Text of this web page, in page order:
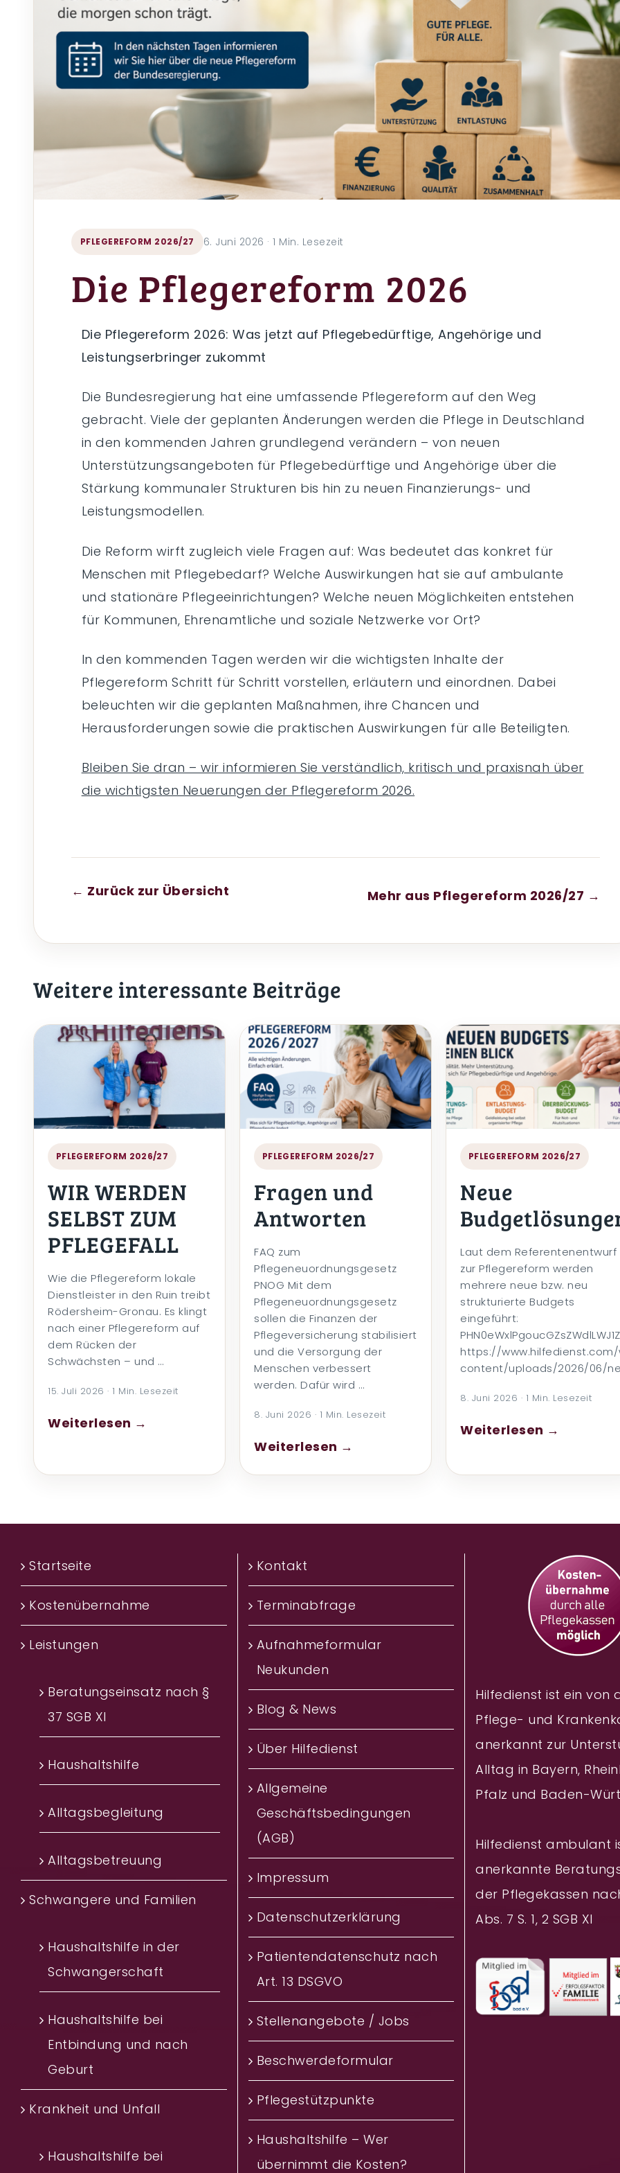
PFLEGEREFORM 2026/27 6. Juni 2026 · 1 Min. Lesezeit
Die Pflegereform 2026
Die Pflegereform 2026: Was jetzt auf Pflegebedürftige, Angehörige und
Leistungserbringer zukommt
Die Bundesregierung hat eine umfassende Pflegereform auf den Weg
gebracht. Viele der geplanten Änderungen werden die Pflege in Deutschland
in den kommenden Jahren grundlegend verändern – von neuen
Unterstützungsangeboten für Pflegebedürftige und Angehörige über die
Stärkung kommunaler Strukturen bis hin zu neuen Finanzierungs- und
Leistungsmodellen.
Die Reform wirft zugleich viele Fragen auf: Was bedeutet das konkret für
Menschen mit Pflegebedarf? Welche Auswirkungen hat sie auf ambulante
und stationäre Pflegeeinrichtungen? Welche neuen Möglichkeiten entstehen
für Kommunen, Ehrenamtliche und soziale Netzwerke vor Ort?
In den kommenden Tagen werden wir die wichtigsten Inhalte der
Pflegereform Schritt für Schritt vorstellen, erläutern und einordnen. Dabei
beleuchten wir die geplanten Maßnahmen, ihre Chancen und
Herausforderungen sowie die praktischen Auswirkungen für alle Beteiligten.
Bleiben Sie dran – wir informieren Sie verständlich, kritisch und praxisnah über
die wichtigsten Neuerungen der Pflegereform 2026.
← Zurück zur Übersicht Mehr aus Pflegereform 2026/27 →
Weitere interessante Beiträge
PFLEGEREFORM 2026/27
WIR WERDEN
SELBST ZUM
PFLEGEFALL
Wie die Pflegereform lokale
Dienstleister in den Ruin treibt
Rödersheim-Gronau. Es klingt
nach einer Pflegereform auf
dem Rücken der
Schwächsten – und …
15. Juli 2026 · 1 Min. Lesezeit
Weiterlesen →
PFLEGEREFORM 2026/27
Fragen und
Antworten
FAQ zum
Pflegeneuordnungsgesetz
PNOG Mit dem
Pflegeneuordnungsgesetz
sollen die Finanzen der
Pflegeversicherung stabilisiert
und die Versorgung der
Menschen verbessert
werden. Dafür wird …
8. Juni 2026 · 1 Min. Lesezeit
Weiterlesen →
PFLEGEREFORM 2026/27
Neue
Laut dem Referentenentwurf
zur Pflegereform werden
mehrere neue bzw. neu
strukturierte Budgets
eingeführt:
https://
content/uploads/2026/06/
8. Juni 2026 · 1 Min. Lesezeit
Weiterlesen →
Startseite
Kostenübernahme
Leistungen
Beratungseinsatz nach §
37 SGB XI
Haushaltshilfe
Alltagsbegleitung
Alltagsbetreuung
Schwangere und Familien
Haushaltshilfe in der
Schwangerschaft
Haushaltshilfe bei
Entbindung und nach
Geburt
Krankheit und Unfall
Haushaltshilfe bei
Kontakt
Terminabfrage
Aufnahmeformular
Neukunden
Blog & News
Über Hilfedienst
Allgemeine
Geschäftsbedingungen
(AGB)
Impressum
Datenschutzerklärung
Patientendatenschutz nach
Art. 13 DSGVO
Stellenangebote / Jobs
Beschwerdeformular
Pflegestützpunkte
Haushaltshilfe – Wer
übernimmt die Kosten?‎
Hilfedienst ist ein von
Pflege- und
anerkannt zur
Alltag in Bayern,
Pfalz und Baden-
Hilfedienst ambulant
anerkannte
der Pflegekassen
Abs. 7 S. 1, 2 SGB XI